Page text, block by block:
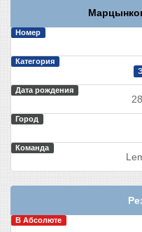
Номер
Категория
Дата рождения
Город
Команда
В Абсолюте